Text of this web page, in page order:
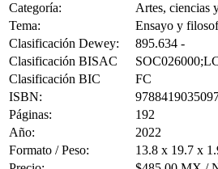
Categoría:
Artes, ciencias
Tema:
Ensayo y
Clasificación Dewey:
895.634 -
Clasificación BISAC
Clasificación BIC
FC
ISBN:
Páginas:
192
Año:
2022
Formato / Peso:
13.8 x 19.7 x